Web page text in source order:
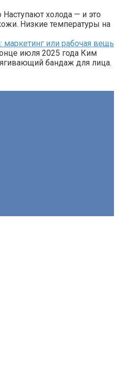
холода — и это
Низкие температуры на
или рабочая вещь
июля 2025 года Ким
бандаж для лица.